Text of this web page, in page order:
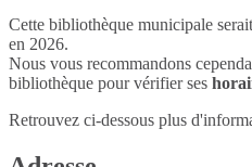
Cette bibliothèque municipale
en 2026.
Nous vous recommandons
bibliothèque pour vérifier ses
Retrouvez ci-dessous plus